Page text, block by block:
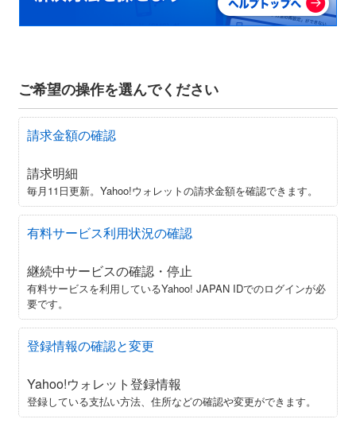
ご希望の操作を選んでください
請求金額の確認
請求明細
毎月11日更新。Yahoo!ウォレットの請求金額を確認できます。
有料サービス利用状況の確認
継続中サービスの確認・停止
有料サービスを利用しているYahoo! JAPAN IDでのログインが必
要です。
登録情報の確認と変更
Yahoo!ウォレット登録情報
登録している支払い方法、住所などの確認や変更ができます。